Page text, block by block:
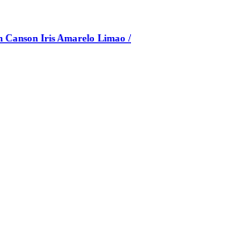
Canson Iris Amarelo Limao /